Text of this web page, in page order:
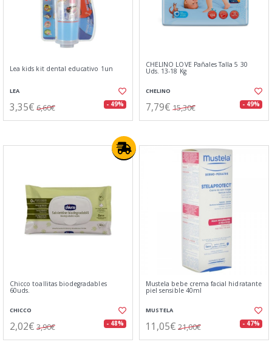
Lea kids kit dental educativo 1un
LEA
3,35€ 6,60€ - 49%
CHELINO LOVE Pañales Talla 5 30
Uds. 13-18 Kg
CHELINO
7,79€ 15,30€ - 49%
Chicco toallitas biodegradables
60uds.
CHICCO
2,02€ 3,90€ - 48%
Mustela bebe crema facial hidratante
piel sensible 40ml
MUSTELA
11,05€ 21,00€ - 47%